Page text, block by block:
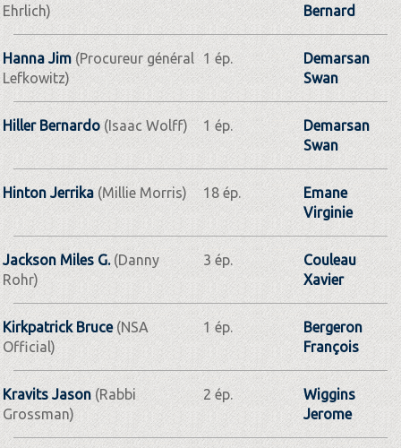
Ehrlich)
Bernard
Hanna Jim(Procureur général
Lefkowitz)
1 ép.
Demarsan
Swan
Hiller Bernardo (Isaac Wolff) 1 ép.
Demarsan
Swan
Hinton Jerrika(Millie Morris) 18 ép.
Emane
Virginie
Jackson Miles G. (Danny
Rohr)
3 ép.
Couleau
Xavier
Kirkpatrick Bruce(NSA
Official)
1 ép.
Bergeron
François
Kravits Jason (Rabbi
Grossman)
2 ép.
Wiggins
Jerome